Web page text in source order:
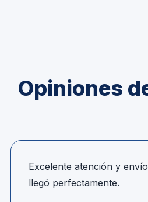
Opiniones
Excelente atención y
llegó perfectamente.